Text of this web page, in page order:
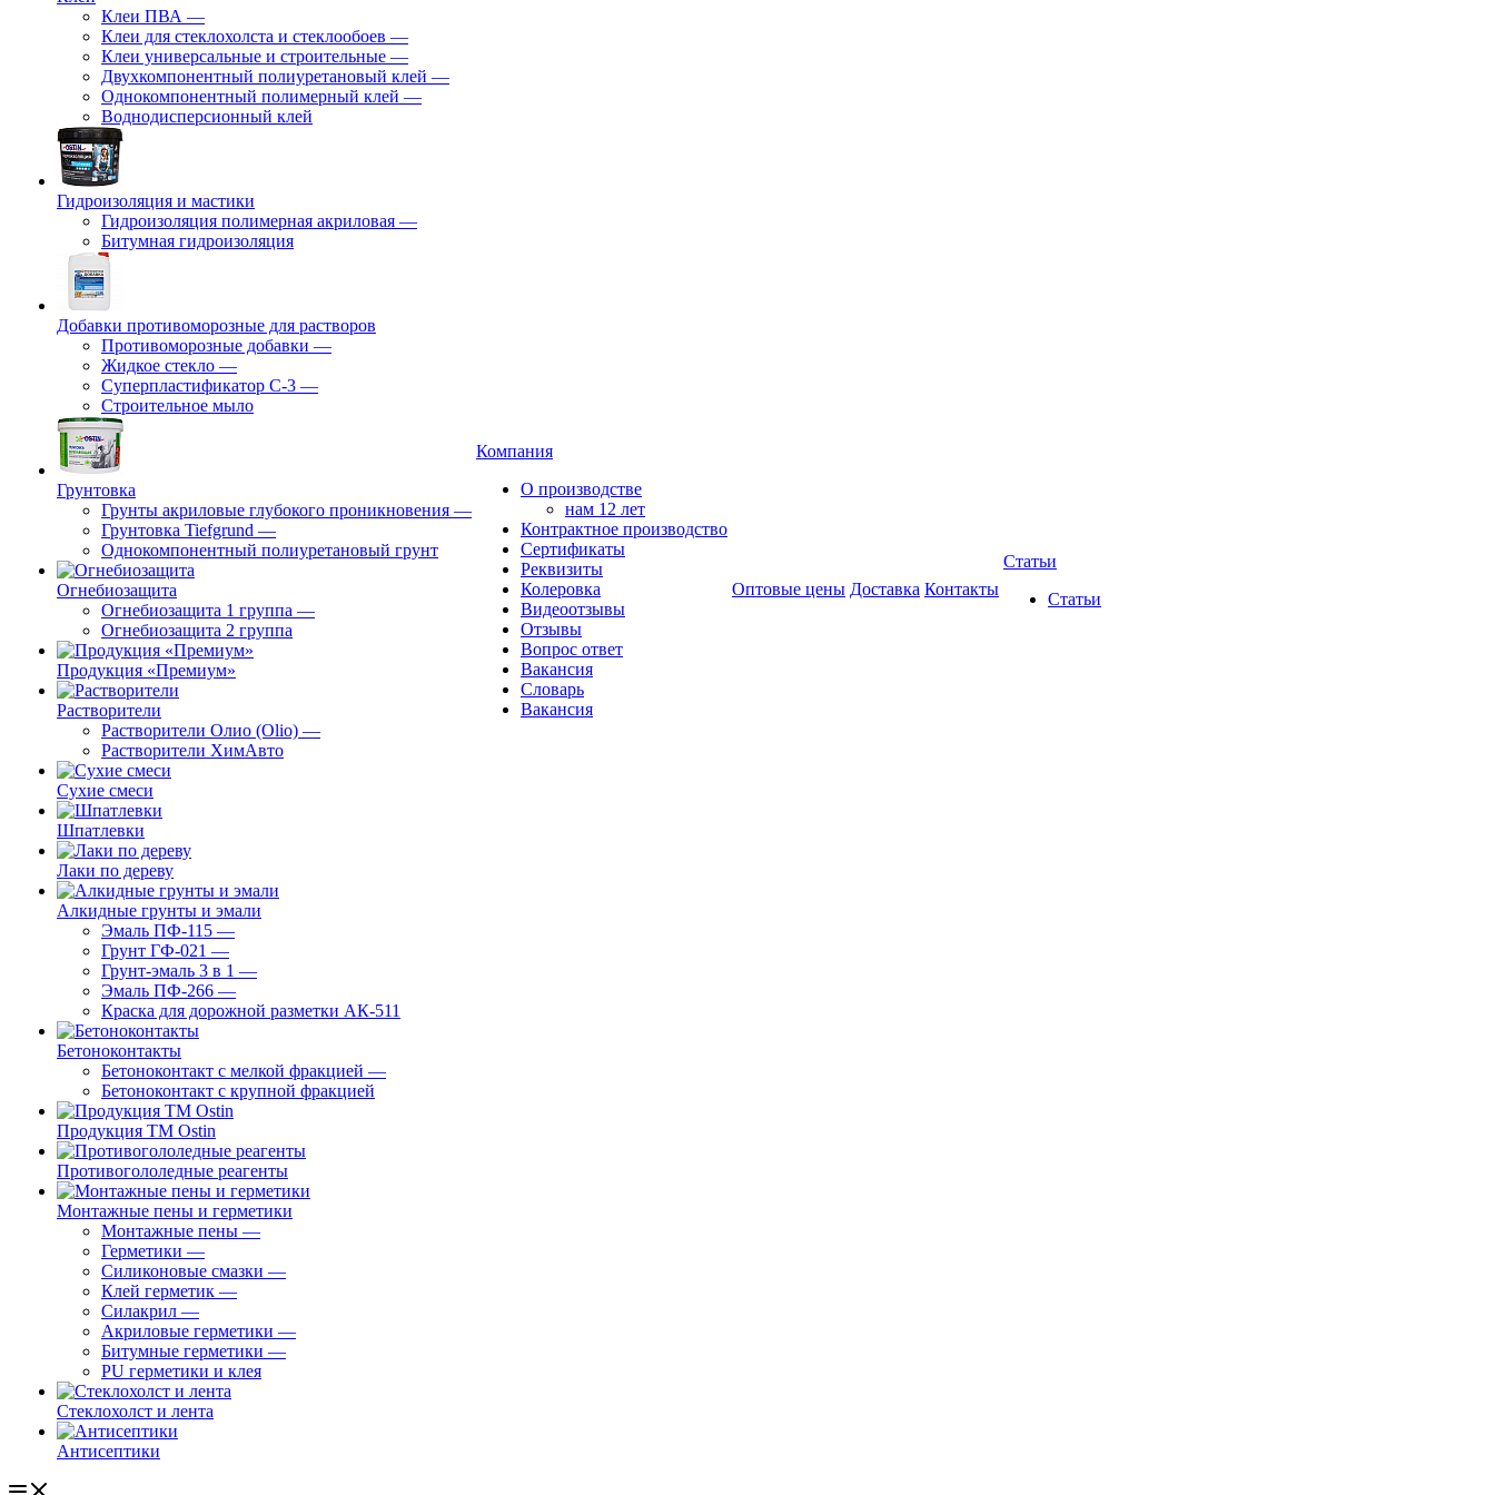
Клеи ПВА —
Клеи для стеклохолста и стеклообоев —
Клеи универсальные и строительные —
Двухкомпонентный полиуретановый клей —
Однокомпонентный полимерный клей —
Воднодисперсионный клей
Гидроизоляция и мастики
Гидроизоляция полимерная акриловая —
Битумная гидроизоляция
Добавки противоморозные для растворов
Противоморозные добавки —
Жидкое стекло —
Суперпластификатор С-3 —
Строительное мыло
Грунтовка
Грунты акриловые глубокого проникновения —
Грунтовка Tiefgrund —
Однокомпонентный полиуретановый грунт
Огнебиозащита
Огнебиозащита 1 группа —
Огнебиозащита 2 группа
Продукция «Премиум»
Растворители
Растворители Олио (Olio) —
Растворители ХимАвто
Сухие смеси
Шпатлевки
Лаки по дереву
Алкидные грунты и эмали
Эмаль ПФ-115 —
Грунт ГФ-021 —
Грунт-эмаль 3 в 1 —
Эмаль ПФ-266 —
Краска для дорожной разметки АК-511
Бетоноконтакты
Бетоноконтакт с мелкой фракцией —
Бетоноконтакт с крупной фракцией
Продукция ТМ Ostin
Противогололедные реагенты
Монтажные пены и герметики
Монтажные пены —
Герметики —
Силиконовые смазки —
Клей герметик —
Силакрил —
Акриловые герметики —
Битумные герметики —
PU герметики и клея
Стеклохолст и лента
Антисептики
Компания
О производстве
нам 12 лет
Контрактное производство
Сертификаты
Реквизиты
Колеровка
Видеоотзывы
Отзывы
Вопрос ответ
Вакансия
Словарь
Вакансия
Оптовые цены Доставка Контакты
Статьи
Статьи